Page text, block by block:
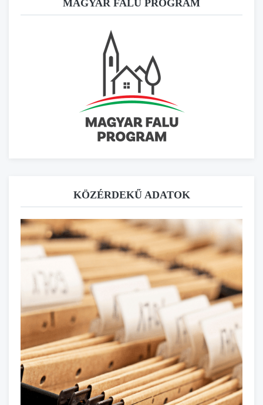
MAGYAR FALU PROGRAM
KÖZÉRDEKŰ ADATOK